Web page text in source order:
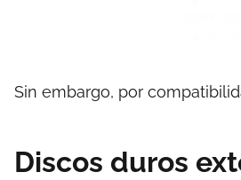
Sin embargo, por
Discos duros